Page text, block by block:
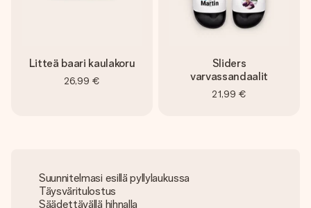
Litteä baari kaulakoru
26,99 €
Sliders
varvassandaalit
21,99 €
Suunnitelmasi esillä pyllylaukussa
Täysväritulostus
Säädettävällä hihnalla